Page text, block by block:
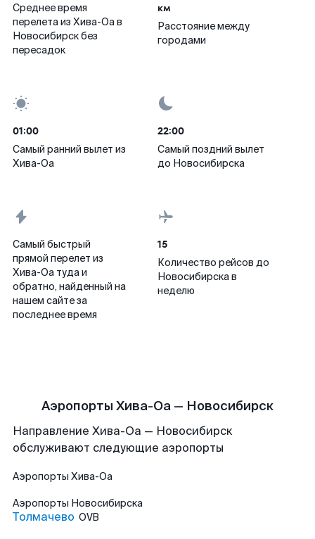
Среднее время
перелета из Хива-Оа в
Новосибирск без
пересадок
км
Расстояние между
городами
01:00
Самый ранний вылет из
Хива-Оа
22:00
Самый поздний вылет
до Новосибирска
Самый быстрый
прямой перелет из
Хива-Оа туда и
обратно, найденный на
нашем сайте за
последнее время
15
Количество рейсов до
Новосибирска в
неделю
Аэропорты Хива-Оа — Новосибирск
Направление Хива-Оа — Новосибирск
обслуживают следующие аэропорты
Аэропорты Хива-Оа
Аэропорты Новосибирска
Толмачево OVB